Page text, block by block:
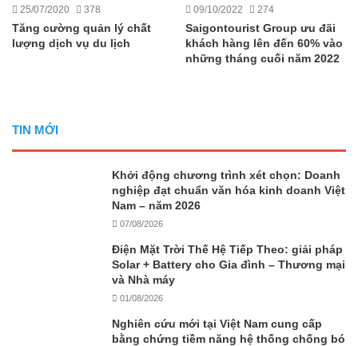
25/07/2020 378
Tăng cường quản lý chất
lượng dịch vụ du lịch
09/10/2022 274
Saigontourist Group ưu đãi
khách hàng lên đến 60% vào
những tháng cuối năm 2022
TIN MỚI
Khởi động chương trình xét chọn: Doanh
nghiệp đạt chuẩn văn hóa kinh doanh Việt
Nam – năm 2026
07/08/2026
Điện Mặt Trời Thế Hệ Tiếp Theo: giải pháp
Solar + Battery cho Gia đình – Thương mại
và Nhà máy
01/08/2026
Nghiên cứu mới tại Việt Nam cung cấp
bằng chứng tiềm năng hệ thống chống bó